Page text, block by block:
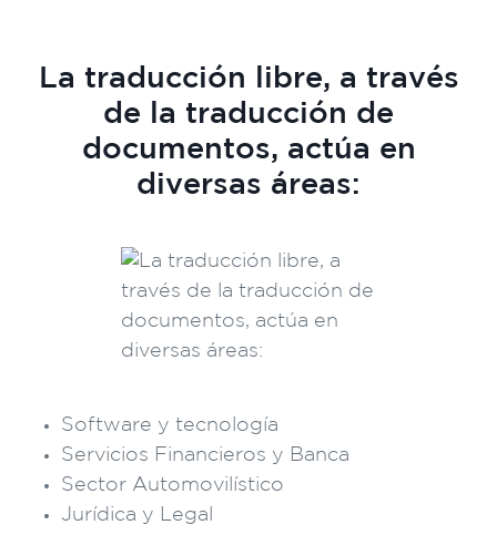
La traducción libre, a través
de la traducción de
documentos, actúa en
diversas áreas:
Software y tecnología
Servicios Financieros y Banca
Sector Automovilístico
Jurídica y Legal